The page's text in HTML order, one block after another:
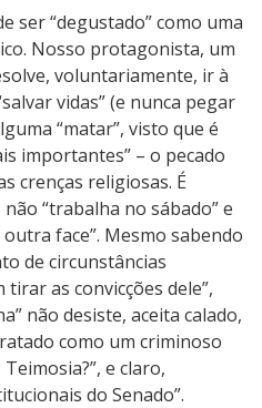
ser “degustado” como uma
Nosso protagonista, um
voluntariamente, ir à
vidas” (e nunca pegar
“matar”, visto que é
importantes” – o pecado
crenças religiosas. É
“trabalha no sábado” e
face”. Mesmo sabendo
de circunstâncias
as convicções dele”,
não desiste, aceita calado,
como um criminoso
e claro,
do Senado”.